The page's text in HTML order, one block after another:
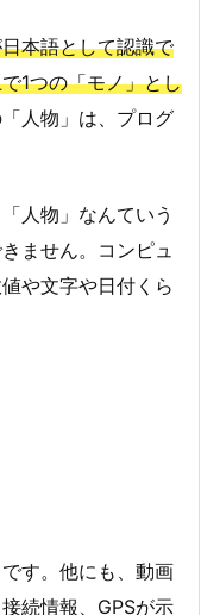
本語として認識で
1つの「モノ」とし
人物」は、プログ
人物」なんていう
ません。コンピュ
や文字や日付くら
す。他にも、動画
続情報、GPSが示